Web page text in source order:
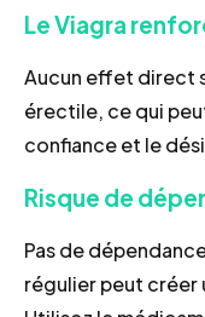
Le Viagra
Aucun effet direct
érectile, ce qui
confiance et le
Risque de
Pas de
régulier peut